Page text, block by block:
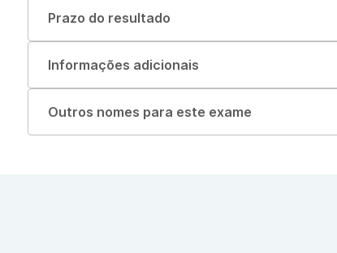
Prazo do resultado
Informações adicionais
Outros nomes para este exame